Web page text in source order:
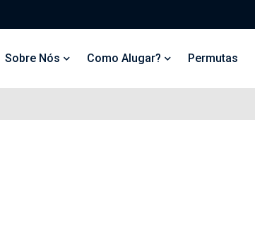
Sobre Nós Como Alugar? Permutas